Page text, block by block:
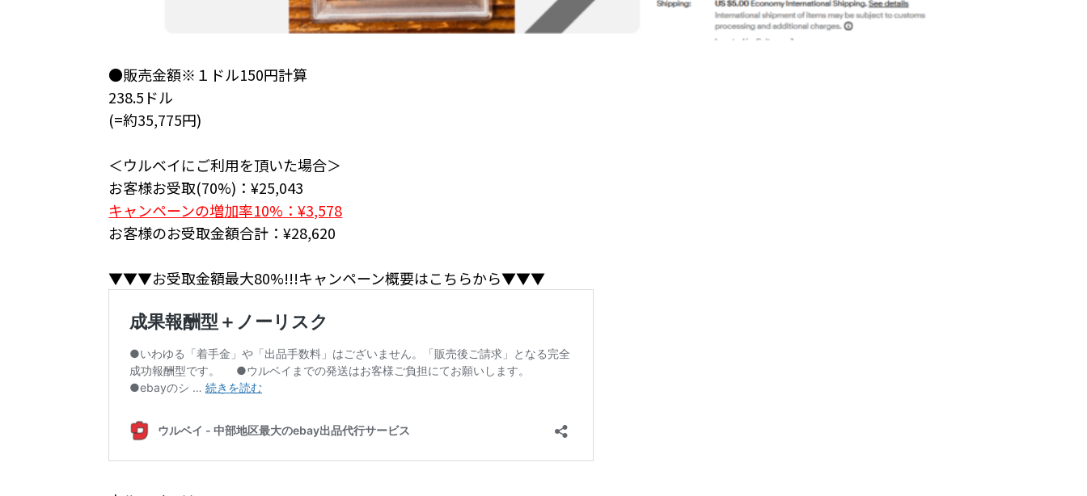
●販売金額※１ドル150円計算
238.5ドル
(=約35,775円)
＜ウルベイにご利用を頂いた場合＞
お客様お受取(70%)：¥25,043
キャンペーンの増加率10%：¥3,578
お客様のお受取金額合計：¥28,620
▼▼▼お受取金額最大80%!!!キャンペーン概要はこちらから▼▼▼